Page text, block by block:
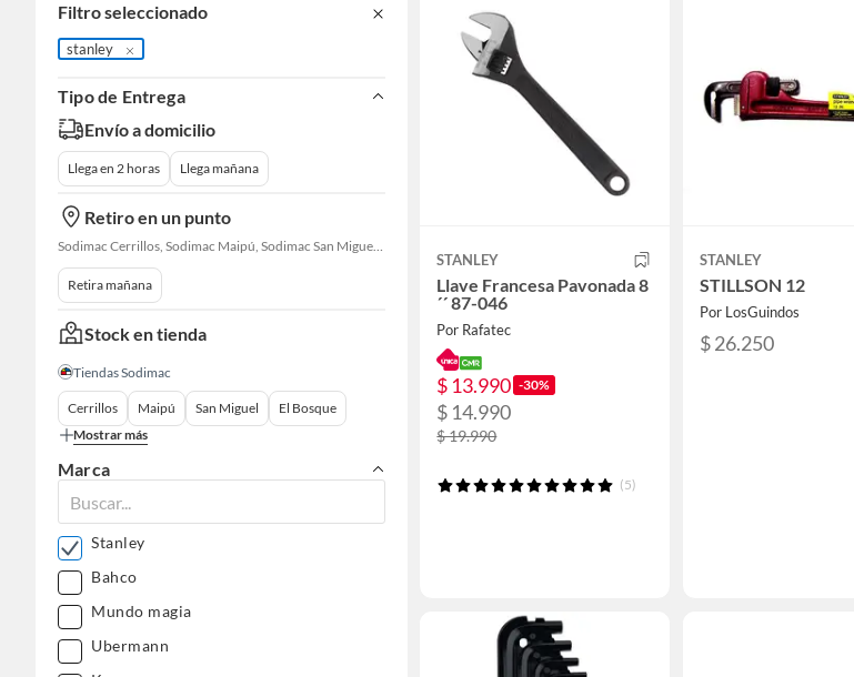
Filtro seleccionado
stanley
Tipo de Entrega
Envío a domicilio
Llega en 2 horas Llega mañana
Retiro en un punto
Sodimac Cerrillos, Sodimac Maipú, Sodimac San Miguel, Sodimac El Bosque, Sodimac San Bernardo, Sodimac Talagante
Retira mañana
Stock en tienda
Tiendas Sodimac
Cerrillos Maipú San Miguel
El Bosque
Mostrar más
Marca
Stanley
Bahco
Mundo magia
Ubermann
STANLEY
Llave Francesa Pavonada 8
´´ 87-046
Por Rafatec
$ 13.990 -30%
$ 14.990
$ 19.990
(5)
STANLEY
STILLSON 12
Por LosGuindos
$ 26.250